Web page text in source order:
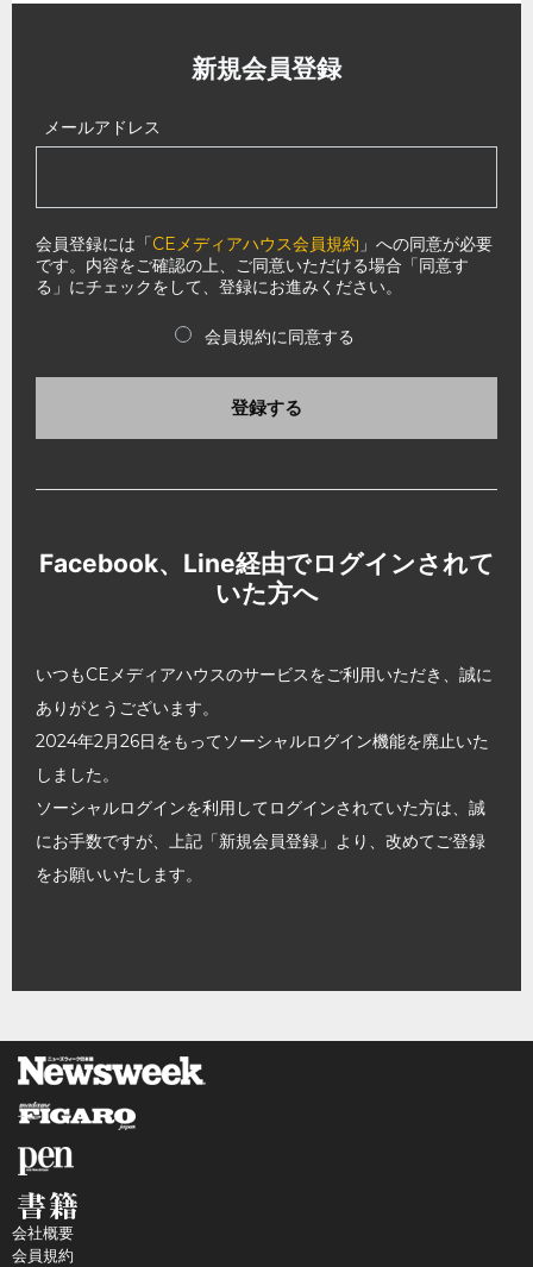
新規会員登録
メールアドレス
会員登録には「CEメディアハウス会員規約 」への同意が必要
です。内容をご確認の上、ご同意いただける場合「同意す
る」にチェックをして、登録にお進みください。
会員規約に同意する
登録する
Facebook、Line経由でログインされて
いた方へ
いつもCEメディアハウスのサービスをご利用いただき、誠に
ありがとうございます。
2024年2月26日をもってソーシャルログイン機能を廃止いた
しました。
ソーシャルログインを利用してログインされていた方は、誠
にお手数ですが、上記「新規会員登録」より、改めてご登録
をお願いいたします。
会社概要
会員規約